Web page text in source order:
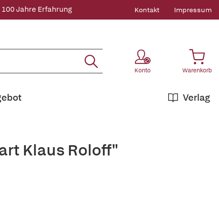
100 Jahre Erfahrung Kontakt Impressum
Konto Warenkorb
Verlag
Klaus Roloff"